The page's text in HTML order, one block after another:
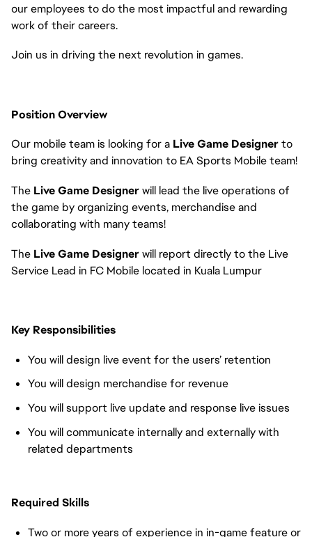
our employees to do the most impactful and rewarding
work of their careers.
Join us in driving the next revolution in games.
Position Overview
Our mobile team is looking for a Live Game Designerto
bring creativity and innovation to EA Sports Mobile team!
The Live Game Designerwill lead the live operations of
the game by organizing events, merchandise and
collaborating with many teams!
The Live Game Designerwill report directly to the Live
Service Lead in FC Mobile located in Kuala Lumpur
Key Responsibilities
You will design live event for the users’ retention
You will design merchandise for revenue
You will support live update and response live issues
You will communicate internally and externally with
related departments
Required Skills
Two or more years of experience in in-game feature or